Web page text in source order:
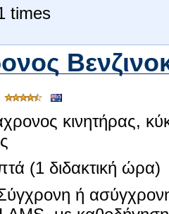
times
κινητήρας,
(1 διδακτική ώρα)
ή